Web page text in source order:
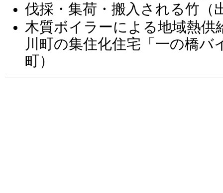
伐採・集荷・搬入される竹（
木質ボイラーによる地域熱供
川町の集住化住宅「一の橋
町）